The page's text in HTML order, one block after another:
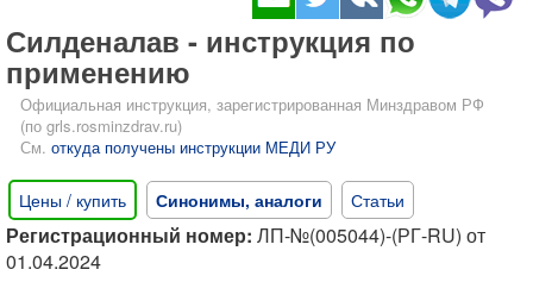
Силденалав - инструкция по
применению
Официальная инструкция, зарегистрированная Минздравом РФ
(по grls.rosminzdrav.ru)
См. откуда получены инструкции МЕДИ РУ
Цены / купить Синонимы, аналоги Статьи
Регистрационный номер: ЛП-№(005044)-(РГ-RU) от
01.04.2024